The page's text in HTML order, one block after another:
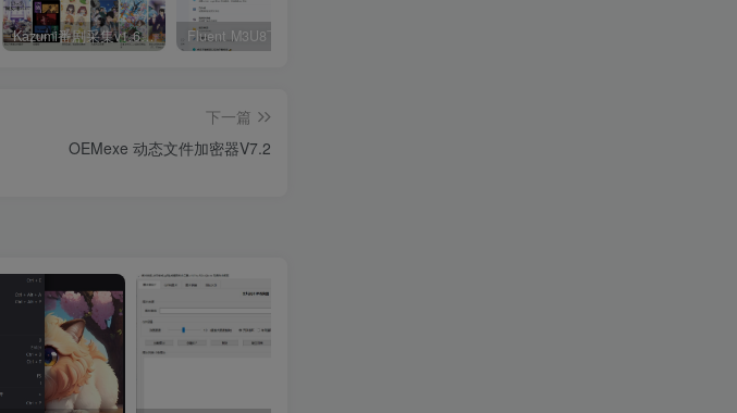
Kazumi番剧采集v1.6.9：支持自定义规则+在线观看+弹幕，跨平台下载
下一篇
OEMexe 动态文件加密器V7.2